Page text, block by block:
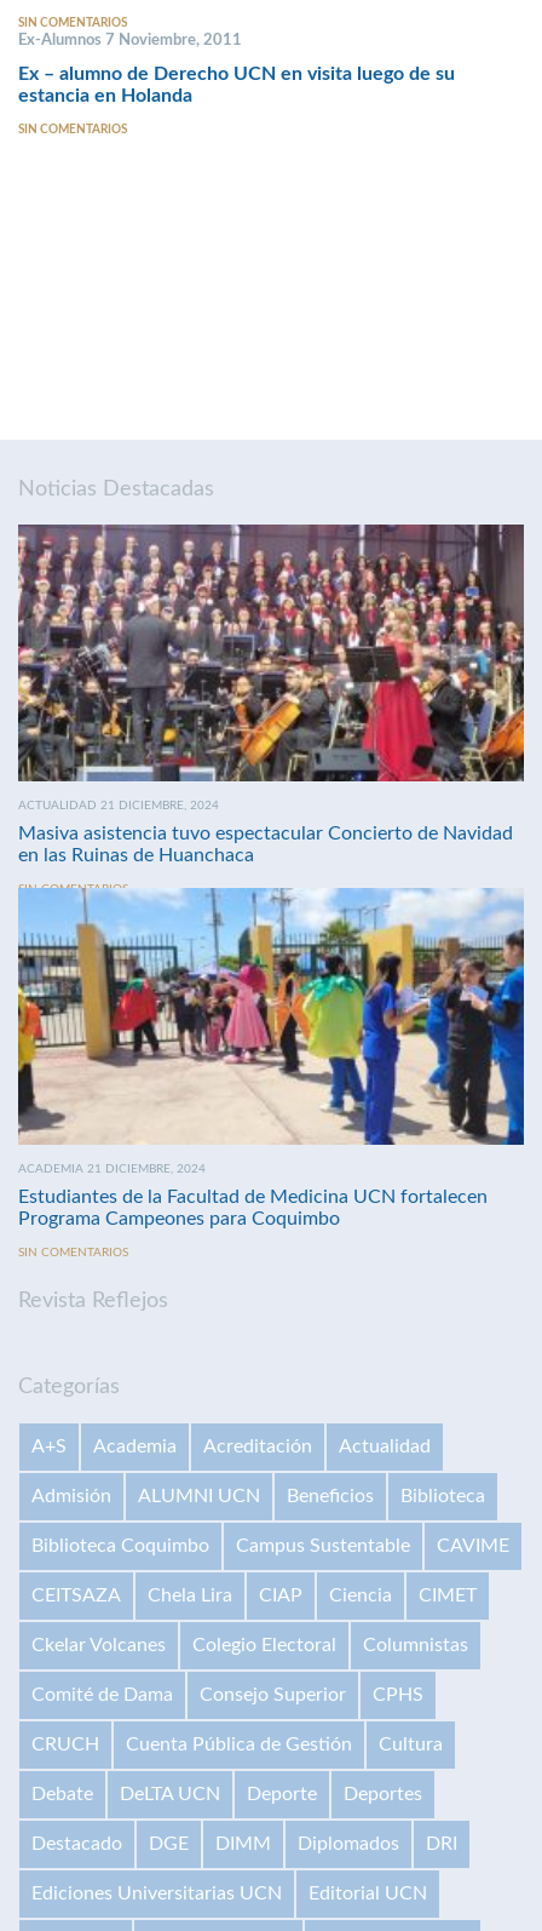
SIN COMENTARIOS
Ex-Alumnos 7 Noviembre, 2011
Ex – alumno de Derecho UCN en visita luego de su
estancia en Holanda
SIN COMENTARIOS
Noticias Destacadas
ACTUALIDAD 21 DICIEMBRE, 2024
Masiva asistencia tuvo espectacular Concierto de Navidad
en las Ruinas de Huanchaca
SIN COMENTARIOS
ACADEMIA 21 DICIEMBRE, 2024
Estudiantes de la Facultad de Medicina UCN fortalecen
Programa Campeones para Coquimbo
SIN COMENTARIOS
Revista Reflejos
Categorías
A+S Academia Acreditación Actualidad
Admisión ALUMNI UCN Beneficios Biblioteca
Biblioteca Coquimbo Campus Sustentable CAVIME
CEITSAZA Chela Lira CIAP Ciencia CIMET
Ckelar Volcanes Colegio Electoral Columnistas
Comité de Dama Consejo Superior CPHS
CRUCH Cuenta Pública de Gestión Cultura
Debate DeLTA UCN Deporte Deportes
Destacado DGE DIMM Diplomados DRI
Ediciones Universitarias UCN Editorial UCN